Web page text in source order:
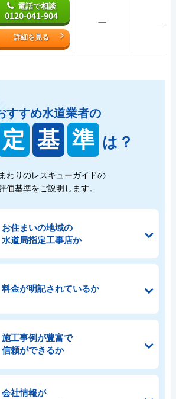
電話で相談
0120-041-904
詳細を見る
ー ―
すすめ水道業者の
定 基 準 は？
わりのレスキューガイドの
価基準をご説明します。
お住まいの地域の
水道局指定工事店か
料金が明記されているか
施工事例が豊富で
信頼ができるか
会社情報が